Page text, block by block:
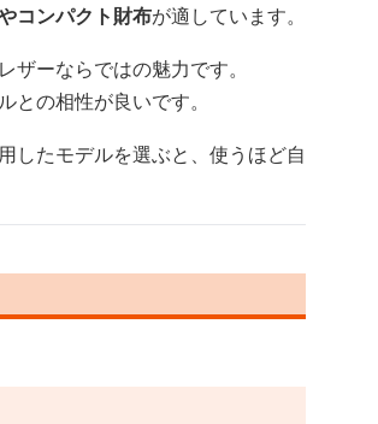
コンパクト財布が適しています。
ーならではの魅力です。
の相性が良いです。
したモデルを選ぶと、使うほど自